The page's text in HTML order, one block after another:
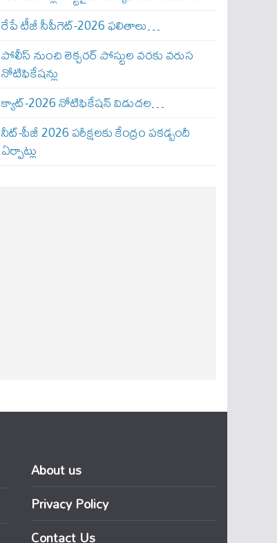
రేపే టీజీ సీపీగెట్‌-2026 ఫలితాలు…
పోలీస్ నుంచి లెక్చరర్ పోస్టుల వరకు వరుస
నోటిఫికేషన్లు
క్యాట్-2026 నోటిఫికేషన్ విడుదల…
నీట్-పీజీ 2026 పరీక్షలకు కేంద్రం పకడ్బందీ
ఏర్పాట్లు
About us
Privacy Policy
Contact Us